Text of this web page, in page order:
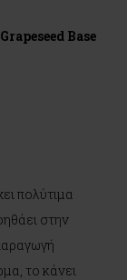
Base
πολύτιμα
στην
το κάνει